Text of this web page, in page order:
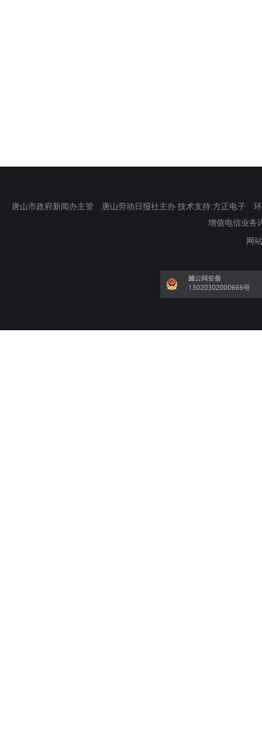
唐山市政府新闻办主管 唐山劳动日报社主办 技术支持:方正电子
增值电信业务
网